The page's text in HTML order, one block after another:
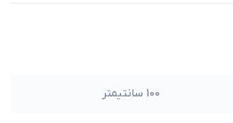
100 سانتیمتر